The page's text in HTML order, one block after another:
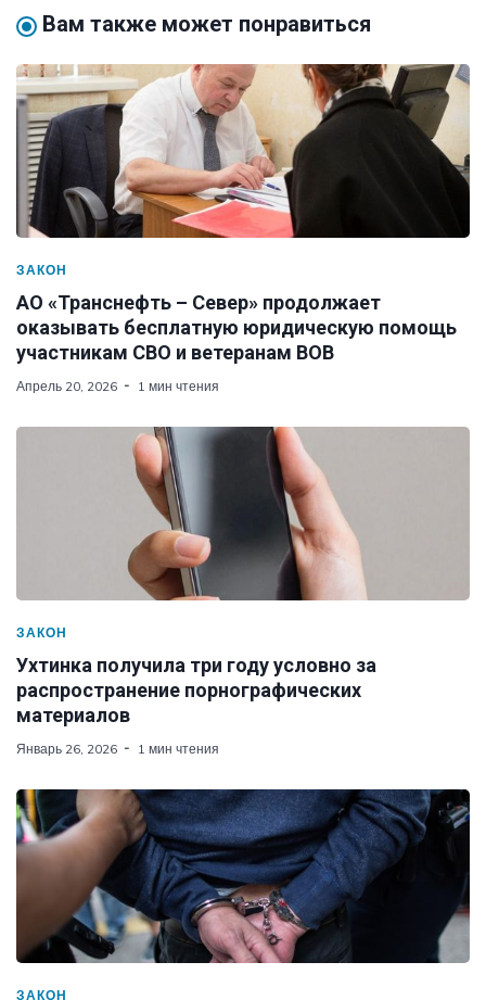
Вам также может понравиться
ЗАКОН
АО «Транснефть – Север» продолжает
оказывать бесплатную юридическую помощь
участникам СВО и ветеранам ВОВ
Апрель 20, 2026 1 мин чтения
ЗАКОН
Ухтинка получила три году условно за
распространение порнографических
материалов
Январь 26, 2026 1 мин чтения
ЗАКОН